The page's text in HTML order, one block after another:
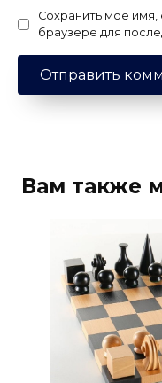
Сохранить моё имя,
браузере для
Вам также